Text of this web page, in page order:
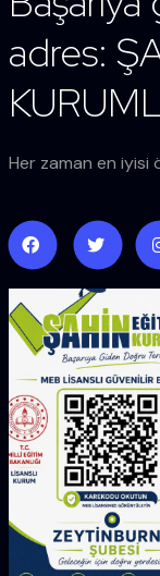
adres:
Her zaman en iyisi